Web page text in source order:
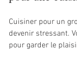
Cuisiner pour un
devenir stressant.
pour garder le